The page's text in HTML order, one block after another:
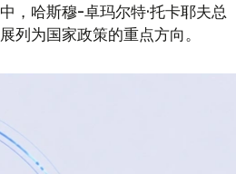
，哈斯穆-卓玛尔特·托卡耶夫总
列为国家政策的重点方向。